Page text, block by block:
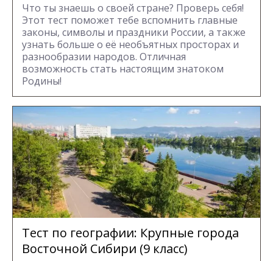
Что ты знаешь о своей стране? Проверь себя!
Этот тест поможет тебе вспомнить главные
законы, символы и праздники России, а также
узнать больше о её необъятных просторах и
разнообразии народов. Отличная
возможность стать настоящим знатоком
Родины!
Тест по географии: Крупные города
Восточной Сибири (9 класс)